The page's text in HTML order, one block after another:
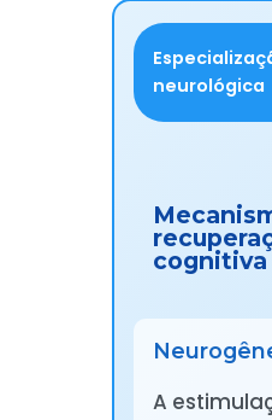
neurológica
cognitiva
A